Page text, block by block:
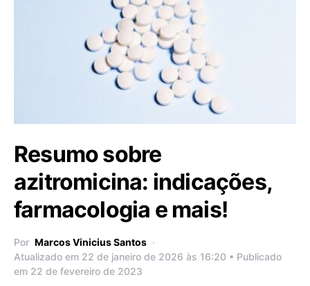
Resumo sobre
azitromicina: indicações,
farmacologia e mais!
Por Marcos Vinicius Santos
Atualizado em 22 de janeiro de 2026 às 16:20 • Publicado
em 22 de fevereiro de 2023